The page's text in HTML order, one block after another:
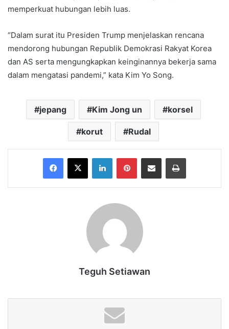
memperkuat hubungan lebih luas.
“Dalam surat itu Presiden Trump menjelaskan rencana
mendorong hubungan Republik Demokrasi Rakyat Korea
dan AS serta mengungkapkan keinginannya bekerja sama
dalam mengatasi pandemi,” kata Kim Yo Song.
jepang Kim Jong un korsel
korut Rudal
Facebook
X LinkedInPinterestShare via Email Print
Teguh Setiawan